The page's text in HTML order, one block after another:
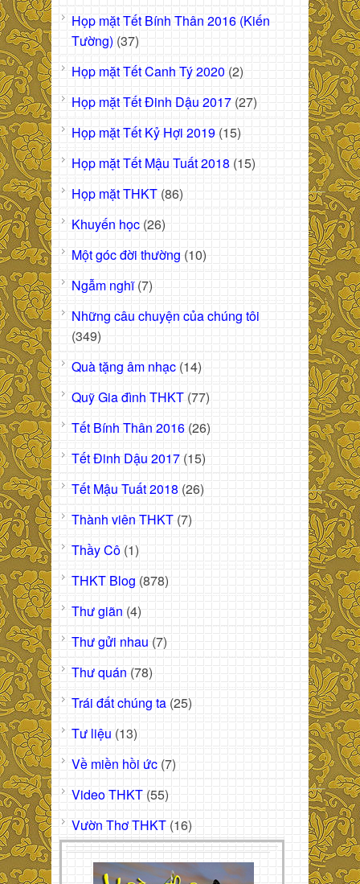
Họp mặt Tết Bính Thân 2016 (Kiến
Tường) (37)
Họp mặt Tết Canh Tý 2020 (2)
Họp mặt Tết Đinh Dậu 2017 (27)
Họp mặt Tết Kỷ Hợi 2019 (15)
Họp mặt Tết Mậu Tuất 2018 (15)
Họp mặt THKT (86)
Khuyến học (26)
Một góc đời thường (10)
Ngẫm nghĩ(7)
Những câu chuyện của chúng tôi
(349)
Quà tặng âm nhạc (14)
Quỹ Gia đình THKT (77)
Tết Bính Thân 2016 (26)
Tết Đinh Dậu 2017 (15)
Tết Mậu Tuất 2018 (26)
Thành viên THKT (7)
Thầy Cô (1)
THKT Blog (878)
Thư giãn (4)
Thư gửi nhau (7)
Thư quán (78)
Trái đất chúng ta (25)
Tư liệu (13)
Về miền hồi ức (7)
Video THKT (55)
Vườn Thơ THKT (16)